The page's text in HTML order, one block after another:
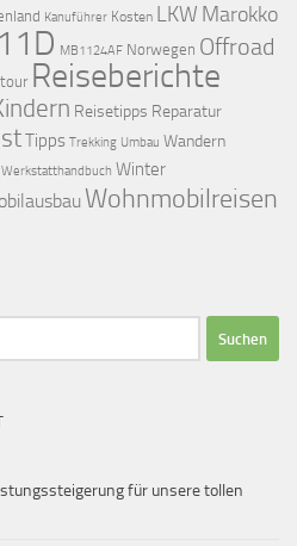
Kanuführer Kosten LKW Marokko
MB1124AF Norwegen Offroad
Reiseberichte
Reisetipps Reparatur
Tipps Trekking Umbau Wandern
Werkstatthandbuch Winter
Wohnmobilreisen
für unsere tollen